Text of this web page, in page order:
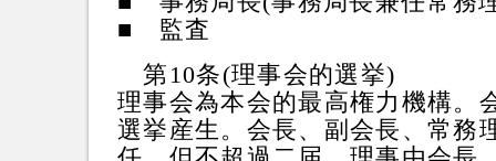
■ 監査
第10条(理事会的選挙)
理事会為本会的最高権力機構。
選挙産生。会長、副会長、常務